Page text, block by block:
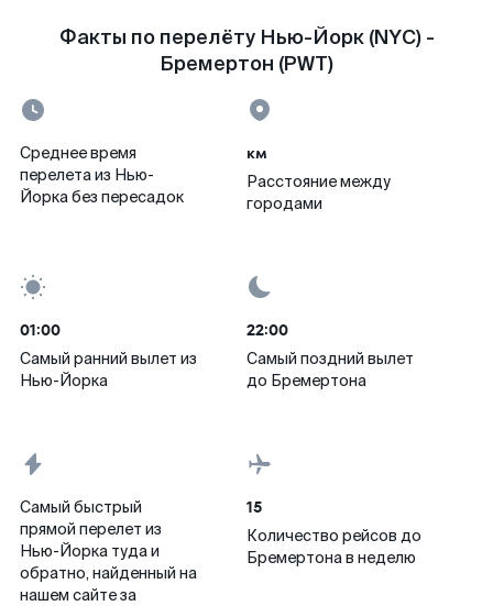
Факты по перелёту Нью-Йорк (NYC) -
Бремертон (PWT)
Среднее время
перелета из Нью-
Йорка без пересадок
км
Расстояние между
городами
01:00
Самый ранний вылет из
Нью-Йорка
22:00
Самый поздний вылет
до Бремертона
Самый быстрый
прямой перелет из
Нью-Йорка туда и
обратно, найденный на
нашем сайте за
15
Количество рейсов до
Бремертона в неделю